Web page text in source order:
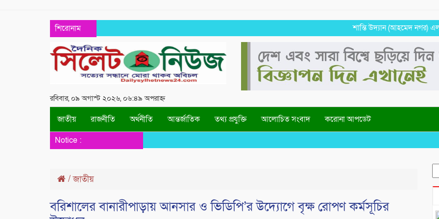
শিরোনাম শান্তি উদ্যান (আহমেদ নগর) এলাকার
রবিবার, ০৯ অগাস্ট ২০২৬, ০৬:৪৯ অপরাহ্ন
জাতীয় রাজনীতি অর্থনীতি আন্তর্জাতিক তথ্য প্রযুক্তি আলোচিত সংবাদ
করোনা আপডেট
Notice :
/জাতীয়
বরিশালের বানারীপাড়ায় আনসার ও ভিডিপি’র উদ্যোগে বৃক্ষ রোপণ কর্মসূচির